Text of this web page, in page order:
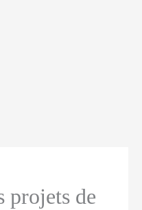
projets de